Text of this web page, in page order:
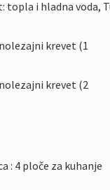
topla i hladna voda,
krevet (1
krevet (2
: 4 ploče za kuhanje